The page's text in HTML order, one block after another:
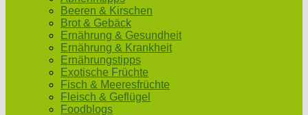
Beeren & Kirschen
Brot & Gebäck
Ernährung & Gesundheit
Ernährung & Krankheit
Ernährungstipps
Exotische Früchte
Fisch & Meeresfrüchte
Fleisch & Geflügel
Foodblogs